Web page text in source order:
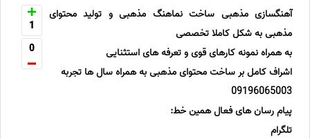
1
0
آهنگسازی مذهبی ساخت نماهنگ مذهبی و تولید محتوای
مذهبی به شکل کاملا تخصصی
به همراه نمونه کارهای قوی و تعرفه های استثنایی
اشراف کامل بر ساخت محتوای مذهبی به همراه سال ها تجربه
09196065003
پیام رسان های فعال همین خط:
تلگرام